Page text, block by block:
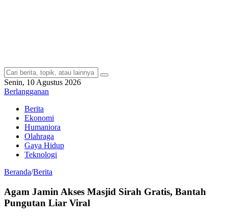
Senin, 10 Agustus 2026
Berlangganan
Berita
Ekonomi
Humaniora
Olahraga
Gaya Hidup
Teknologi
Beranda/Berita
Agam Jamin Akses Masjid Sirah Gratis, Bantah
Pungutan Liar Viral